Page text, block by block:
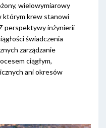
wielowymiarowy
którym krew stanowi
perspektywy inżynierii
świadczenia
zarządzanie
ciągłym,
ani okresów